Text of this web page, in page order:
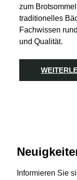
zum
traditionelles
Fachwissen
und Qualität.
Informieren Sie